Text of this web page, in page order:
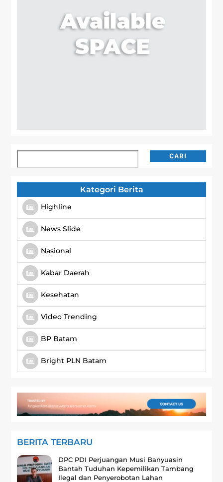
CARI
Kategori Berita
Highline
News Slide
Nasional
Kabar Daerah
Kesehatan
Video Trending
BP Batam
Bright PLN Batam
BERITA TERBARU
DPC PDI Perjuangan Musi Banyuasin
Bantah Tuduhan Kepemilikan Tambang
Ilegal dan Penyerobotan Lahan